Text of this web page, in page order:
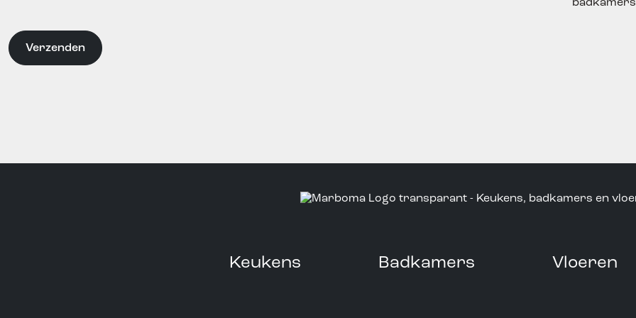
Keukens Badkamers Vloeren